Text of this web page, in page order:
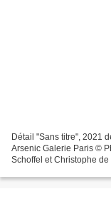
Détail "Sans titre", 2021
Arsenic Galerie Paris ©
Schoffel et Christophe